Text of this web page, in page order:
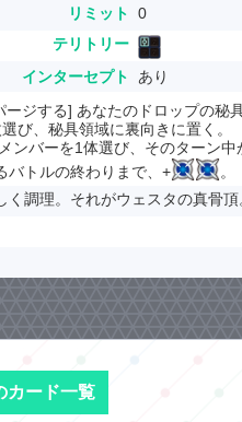
リミット
0
テリトリー
インターセプト
あり
ージする] あなたのドロップの秘
び、秘具領域に裏向きに置く。
ンバーを1体選び、そのターン中
バトルの終わりまで、+
。
く調理。それがウェスタの真骨頂
カード一覧